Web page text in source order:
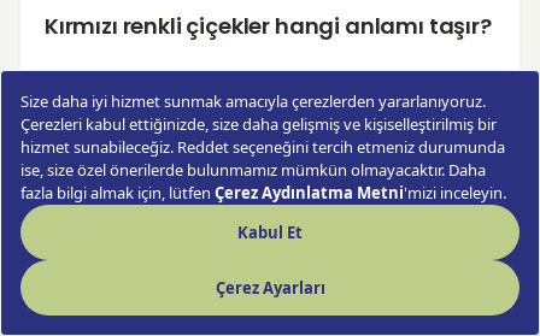
Kırmızı renkli çiçekler hangi anlamı taşır?
Kırmızı çiçekler, aşk, tutku, güç ve
romantizm gibi güçlü duyguları ifade eder.
Kırmızı çiçeklerin en popüler türleri
En popüler kırmızı çiçekler arasında güller,
laleler, karanfiller, zambaklar ve gelincikler